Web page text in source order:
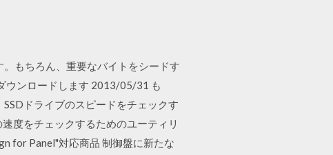
もちろん、重要なバイトをシードす
ウンロードします 2013/05/31 も
ドライブのスピードをチェックす
度をチェックするためのユーティリ
for Panel"対応商品 制御盤に新たな